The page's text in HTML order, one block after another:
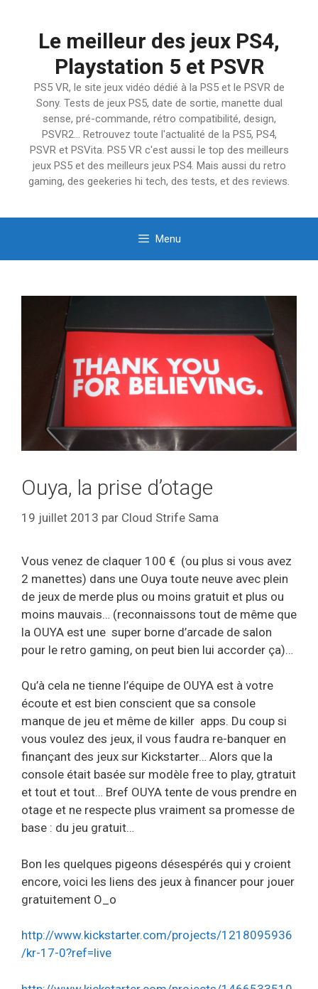
Le meilleur des jeux PS4,
Playstation 5 et PSVR
PS5 VR, le site jeux vidéo dédié à la PS5 et le PSVR de
Sony. Tests de jeux PS5, date de sortie, manette dual
sense, pré-commande, rétro compatibilité, design,
PSVR2… Retrouvez toute l'actualité de la PS5, PS4,
PSVR et PSVita. PS5 VR c'est aussi le top des meilleurs
jeux PS5 et des meilleurs jeux PS4. Mais aussi du retro
gaming, des geekeries hi tech, des tests, et des reviews.
Menu
Ouya, la prise d’otage
19 juillet 2013 par Cloud Strife Sama
Vous venez de claquer 100 € (ou plus si vous avez
2 manettes) dans une Ouya toute neuve avec plein
de jeux de merde plus ou moins gratuit et plus ou
moins mauvais… (reconnaissons tout de même que
la OUYA est une super borne d’arcade de salon
pour le retro gaming, on peut bien lui accorder ça)…
Qu’à cela ne tienne l’équipe de OUYA est à votre
écoute et est bien conscient que sa console
manque de jeu et même de killer apps. Du coup si
vous voulez des jeux, il vous faudra re-banquer en
finançant des jeux sur Kickstarter… Alors que la
console était basée sur modèle free to play, gtratuit
et tout et tout… Bref OUYA tente de vous prendre en
otage et ne respecte plus vraiment sa promesse de
base : du jeu gratuit…
Bon les quelques pigeons désespérés qui y croient
encore, voici les liens des jeux à financer pour jouer
gratuitement O_o
http://www.kickstarter.com/projects/1218095936
/kr-17-0?ref=live